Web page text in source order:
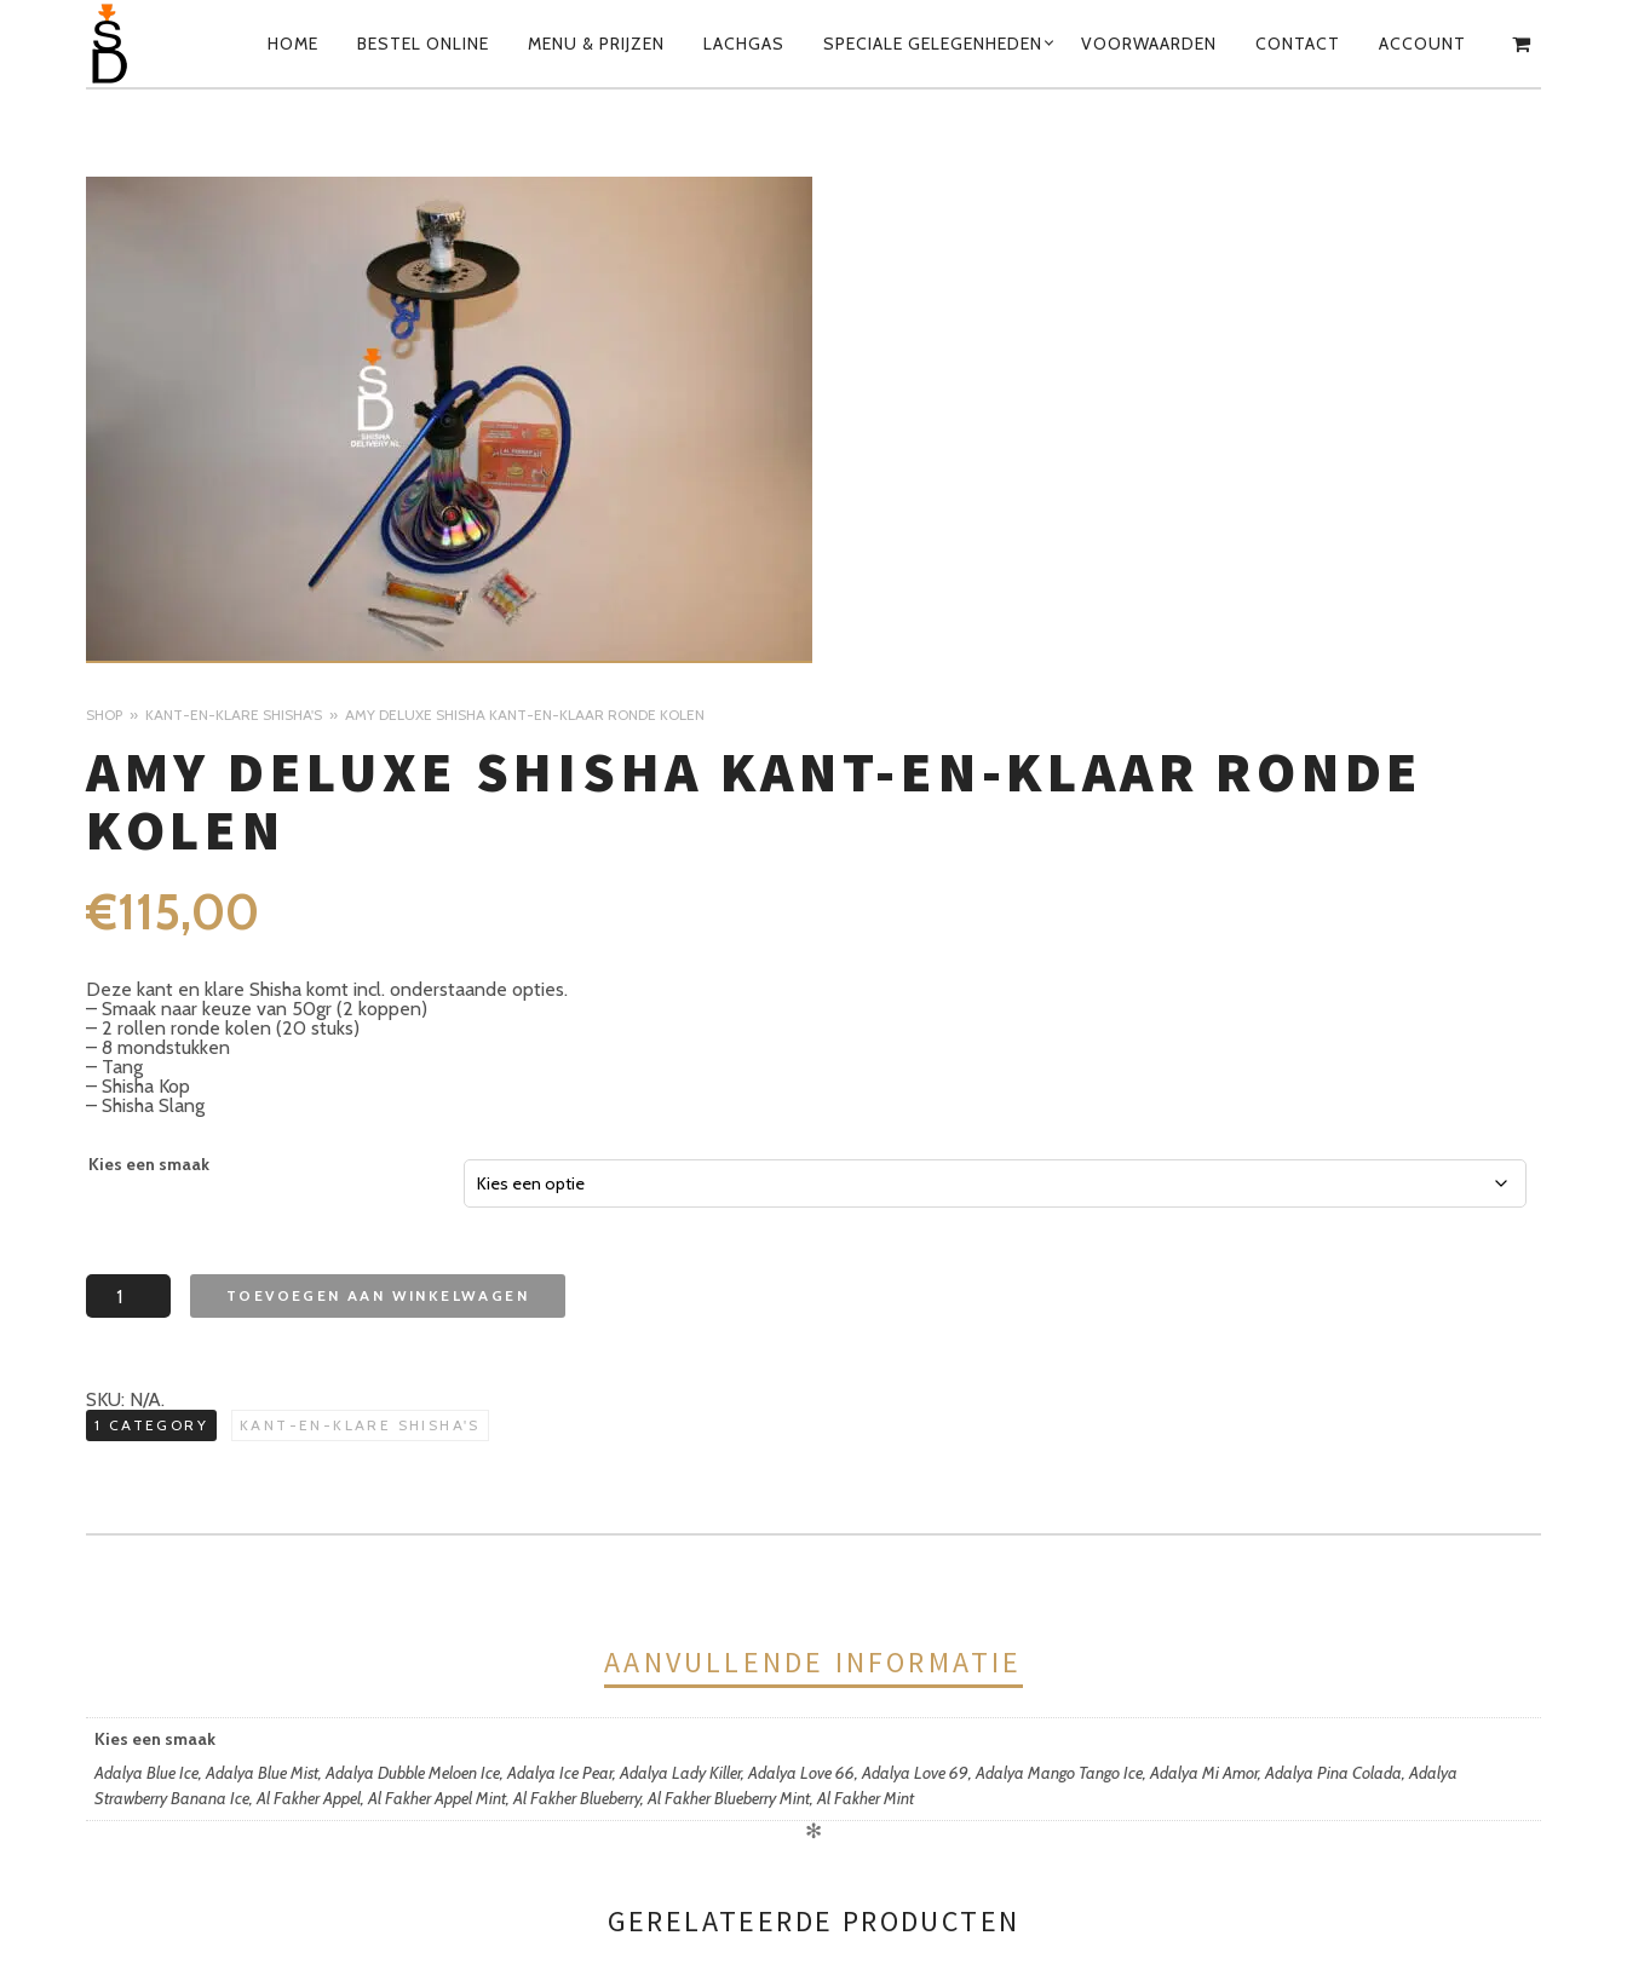
PRIMARY
HOME BESTEL ONLINE MENU & PRIJZEN LACHGAS SPECIALE GELEGENHEDEN VOORWAARDEN CONTACT ACCOUNT
SHOP KANT-EN-KLARE SHISHA'S AMY DELUXE SHISHA KANT-EN-KLAAR RONDE KOLEN
AMY DELUXE SHISHA KANT-EN-KLAAR RONDE
KOLEN
€115,00
Deze kant en klare Shisha komt incl. onderstaande opties.
– Smaak naar keuze van 50gr (2 koppen)
– 2 rollen ronde kolen (20 stuks)
– 8 mondstukken
– Tang
– Shisha Kop
– Shisha Slang
Kies een smaak
Amy
Deluxe
Shisha
Ronde
kolen
aantal
TOEVOEGEN AAN WINKELWAGEN
SKU: N/A.
1 CATEGORY KANT-EN-KLARE SHISHA'S
AANVULLENDE INFORMATIE
Kies een smaak
Adalya Blue Ice, Adalya Blue Mist, Adalya Dubble Meloen Ice, Adalya Ice Pear, Adalya Lady Killer, Adalya Love 66, Adalya Love 69, Adalya Mango Tango Ice, Adalya Mi Amor, Adalya Pina Colada, Adalya
Strawberry Banana Ice, Al Fakher Appel, Al Fakher Appel Mint, Al Fakher Blueberry, Al Fakher Blueberry Mint, Al Fakher Mint
✻
GERELATEERDE PRODUCTEN